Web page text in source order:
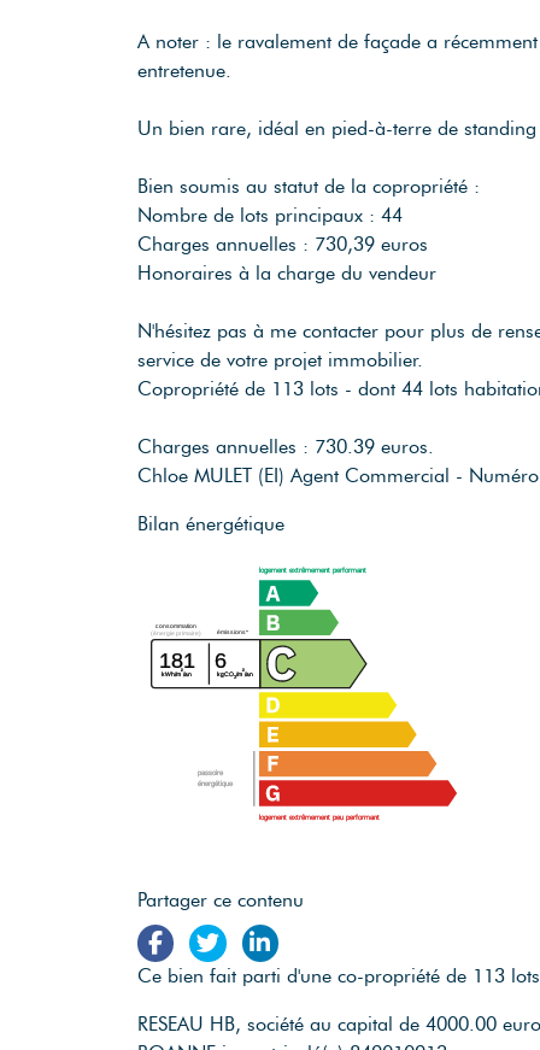
A noter : le ravalement de façade a
entretenue.
Un bien rare, idéal en pied-à-terre de
Bien soumis au statut de la copropriété :
Nombre de lots principaux : 44
Charges annuelles : 730,39 euros
Honoraires à la charge du vendeur
N'hésitez pas à me contacter pour plus de
service de votre projet immobilier.
Copropriété de 113 lots - dont 44 lots
Charges annuelles : 730.39 euros.
Chloe MULET (EI) Agent Commercial -
Bilan énergétique
passoire
énergétique
logement extrêmement performant
logement extrêmement peu performant
consommation
(énergie primaire)
181
kWh/m²/an
émissions*
6
kgCO2/m
²
/an
Partager ce contenu
Ce bien fait parti d'une co-propriété de 113
RESEAU HB, société au capital de 4000.00